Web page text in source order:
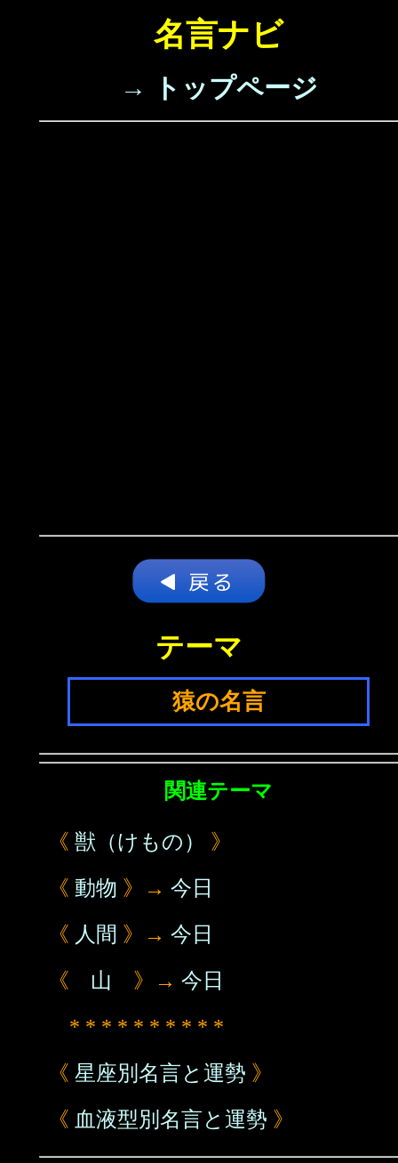
名言ナビ
→ トップページ
テーマ
猿の名言
関連テーマ
《 獣（けもの）
》
《 動物 》→ 今日
《 人間 》→ 今日
《 山 》→ 今日
* * * * * * * * * *
《 星座別名言と運勢 》
《 血液型別名言と運勢 》